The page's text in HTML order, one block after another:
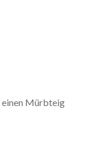
einen Mürbteig